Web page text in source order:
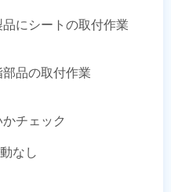
にシートの取付作業
部品の取付作業
チェック
なし